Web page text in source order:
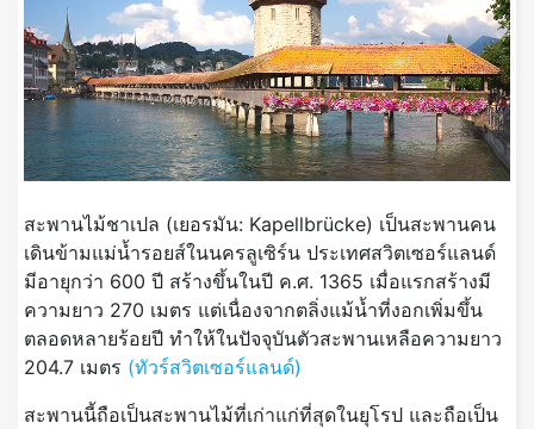
สะพานไม้ชาเปล (เยอรมัน: Kapellbrücke) เป็นสะพานคน
เดินข้ามแม่น้ำรอยส์ในนครลูเซิร์น ประเทศสวิตเซอร์แลนด์
มีอายุกว่า 600 ปี สร้างขึ้นในปี ค.ศ. 1365 เมื่อแรกสร้างมี
ความยาว 270 เมตร แต่เนื่องจากตลิ่งแม้น้ำที่งอกเพิ่มขึ้น
ตลอดหลายร้อยปี ทำให้ในปัจจุบันตัวสะพานเหลือความยาว
204.7 เมตร (ทัวร์สวิตเซอร์แลนด์)
สะพานนี้ถือเป็นสะพานไม้ที่เก่าแก่ที่สุดในยุโรป และถือเป็น